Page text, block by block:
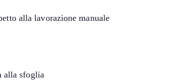
alla lavorazione manuale
alla sfoglia